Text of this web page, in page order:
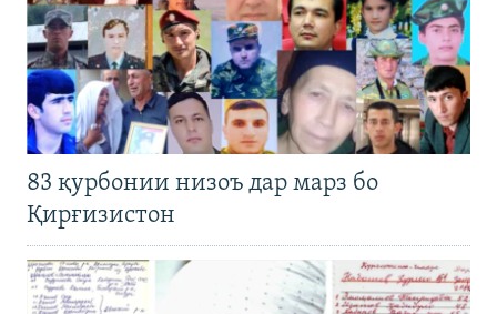
83 қурбонии низоъ дар марз бо
Қирғизистон